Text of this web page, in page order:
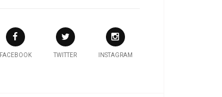
FACEBOOK TWITTER INSTAGRAM